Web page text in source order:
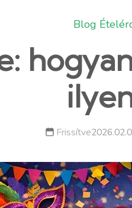
Blog
Frissítve